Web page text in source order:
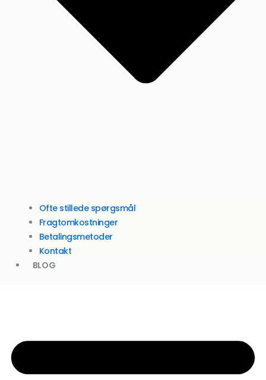
Ofte stillede spørgsmål
Fragtomkostninger
Betalingsmetoder
Kontakt
BLOG